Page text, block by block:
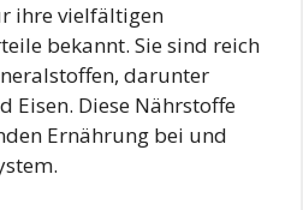
ihre vielfältigen
bekannt. Sie sind reich
darunter
Eisen. Diese Nährstoffe
Ernährung bei und